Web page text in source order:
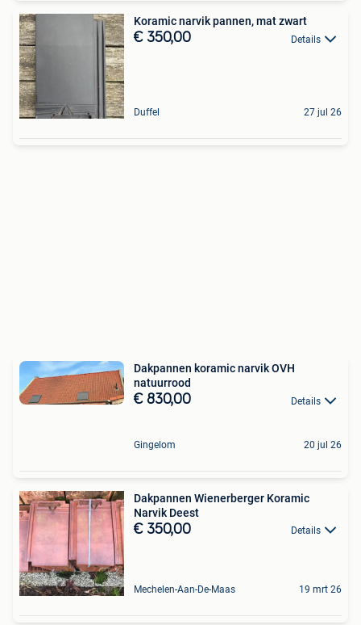
Koramic narvik pannen, mat zwart
€ 350,00 Details
Duffel 27 jul 26
Dakpannen koramic narvik OVH
natuurrood
€ 830,00 Details
Gingelom 20 jul 26
Dakpannen Wienerberger Koramic
Narvik Deest
€ 350,00 Details
Mechelen-Aan-De-Maas 19 mrt 26